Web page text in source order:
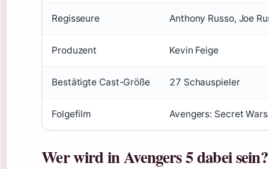
Regisseure Anthony Russo, Joe
Produzent Kevin Feige
Bestätigte Cast-Größe 27 Schauspieler
Folgefilm Avengers: Secret
Wer wird in Avengers 5 dabei sein?